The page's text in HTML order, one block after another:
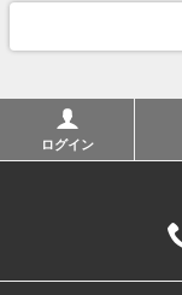
ログイン